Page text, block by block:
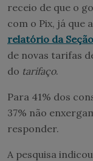
receio de que o
com o Pix, já que
relatório da
de novas tarifas
do tarifaço.
Para 41% dos
37% não
responder.
A pesquisa